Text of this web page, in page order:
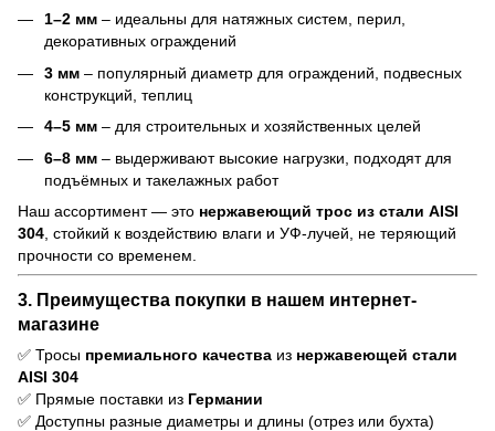
1–2 мм – идеальны для натяжных систем, перил,
декоративных ограждений
3 мм – популярный диаметр для ограждений, подвесных
конструкций, теплиц
4–5 мм – для строительных и хозяйственных целей
6–8 мм – выдерживают высокие нагрузки, подходят для
подъёмных и такелажных работ
Наш ассортимент — это нержавеющий трос из стали AISI
304 , стойкий к воздействию влаги и УФ-лучей, не теряющий
прочности со временем.
3. Преимущества покупки в нашем интернет-
магазине
✅ Тросы премиального качества из нержавеющей стали
AISI 304
✅ Прямые поставки из Германии
✅ Доступны разные диаметры и длины (отрез или бухта)